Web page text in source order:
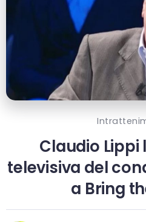
Claudio Lippi
televisiva del
a Bring